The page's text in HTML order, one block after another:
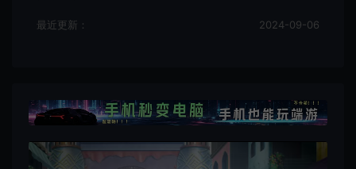
最近更新： 2024-09-06